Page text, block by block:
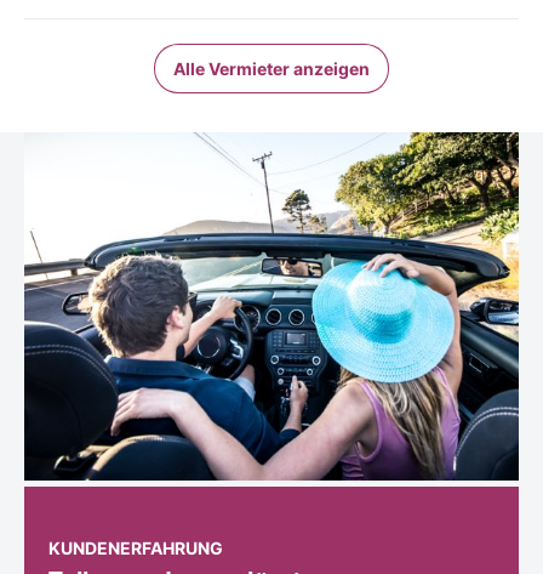
Alle Vermieter anzeigen
KUNDENERFAHRUNG